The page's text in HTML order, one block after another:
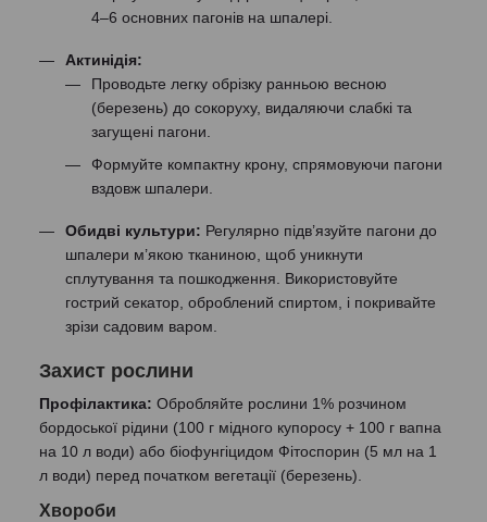
4–6 основних пагонів на шпалері.
Актинідія:
Проводьте легку обрізку ранньою весною
(березень) до сокоруху, видаляючи слабкі та
загущені пагони.
Формуйте компактну крону, спрямовуючи пагони
вздовж шпалери.
Обидві культури: Регулярно підв’язуйте пагони до
шпалери м’якою тканиною, щоб уникнути
сплутування та пошкодження. Використовуйте
гострий секатор, оброблений спиртом, і покривайте
зрізи садовим варом.
Захист рослини
Профілактика: Обробляйте рослини 1% розчином
бордоської рідини (100 г мідного купоросу + 100 г вапна
на 10 л води) або біофунгіцидом Фітоспорин (5 мл на 1
л води) перед початком вегетації (березень).
Хвороби